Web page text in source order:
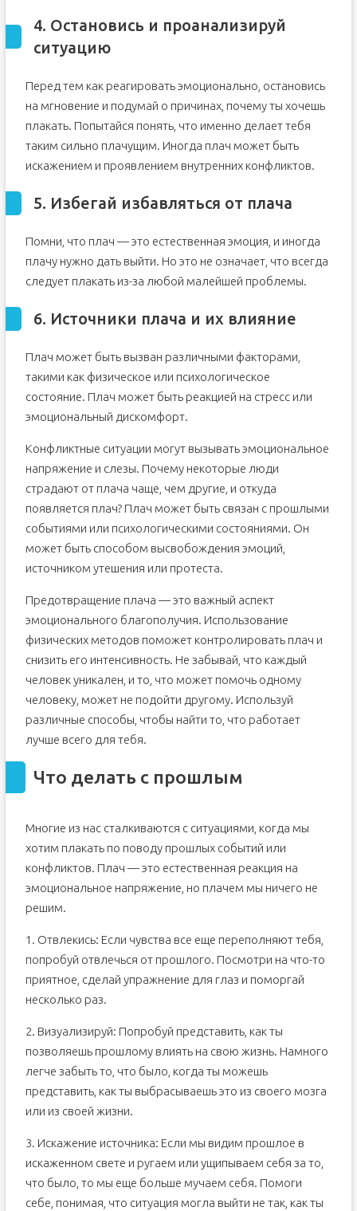
4. Остановись и проанализируй
ситуацию
Перед тем как реагировать эмоционально, остановись
на мгновение и подумай о причинах, почему ты хочешь
плакать. Попытайся понять, что именно делает тебя
таким сильно плачущим. Иногда плач может быть
искажением и проявлением внутренних конфликтов.
5. Избегай избавляться от плача
Помни, что плач — это естественная эмоция, и иногда
плачу нужно дать выйти. Но это не означает, что всегда
следует плакать из-за любой малейшей проблемы.
6. Источники плача и их влияние
Плач может быть вызван различными факторами,
такими как физическое или психологическое
состояние. Плач может быть реакцией на стресс или
эмоциональный дискомфорт.
Конфликтные ситуации могут вызывать эмоциональное
напряжение и слезы. Почему некоторые люди
страдают от плача чаще, чем другие, и откуда
появляется плач? Плач может быть связан с прошлыми
событиями или психологическими состояниями. Он
может быть способом высвобождения эмоций,
источником утешения или протеста.
Предотвращение плача — это важный аспект
эмоционального благополучия. Использование
физических методов поможет контролировать плач и
снизить его интенсивность. Не забывай, что каждый
человек уникален, и то, что может помочь одному
человеку, может не подойти другому. Используй
различные способы, чтобы найти то, что работает
лучше всего для тебя.
Что делать с прошлым
Многие из нас сталкиваются с ситуациями, когда мы
хотим плакать по поводу прошлых событий или
конфликтов. Плач — это естественная реакция на
эмоциональное напряжение, но плачем мы ничего не
решим.
1. Отвлекись: Если чувства все еще переполняют тебя,
попробуй отвлечься от прошлого. Посмотри на что-то
приятное, сделай упражнение для глаз и поморгай
несколько раз.
2. Визуализируй: Попробуй представить, как ты
позволяешь прошлому влиять на свою жизнь. Намного
легче забыть то, что было, когда ты можешь
представить, как ты выбрасываешь это из своего мозга
или из своей жизни.
3. Искажение источника: Если мы видим прошлое в
искаженном свете и ругаем или ущипываем себя за то,
что было, то мы еще больше мучаем себя. Помоги
себе, понимая, что ситуация могла выйти не так, как ты